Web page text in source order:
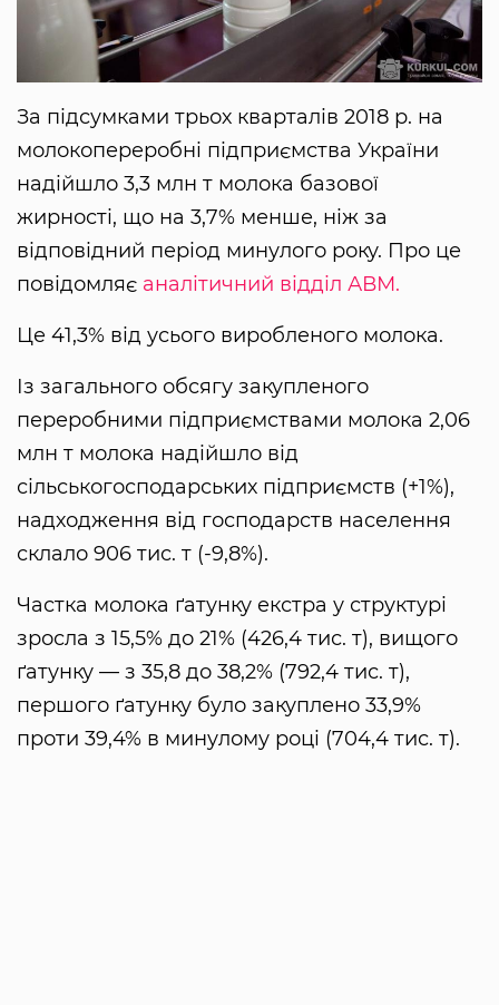
За підсумками трьох кварталів 2018 р. на
молокопереробні підприємства України
надійшло 3,3 млн т молока базової
жирності, що на 3,7% менше, ніж за
відповідний період минулого року. Про це
повідомляє аналітичний відділ АВМ.
Це 41,3% від усього виробленого молока.
Із загального обсягу закупленого
переробними підприємствами молока 2,06
млн т молока надійшло від
сільськогосподарських підприємств (+1%),
надходження від господарств населення
склало 906 тис. т (-9,8%).
Частка молока ґатунку екстра у структурі
зросла з 15,5% до 21% (426,4 тис. т), вищого
ґатунку — з 35,8 до 38,2% (792,4 тис. т),
першого ґатунку було закуплено 33,9%
проти 39,4% в минулому році (704,4 тис. т).